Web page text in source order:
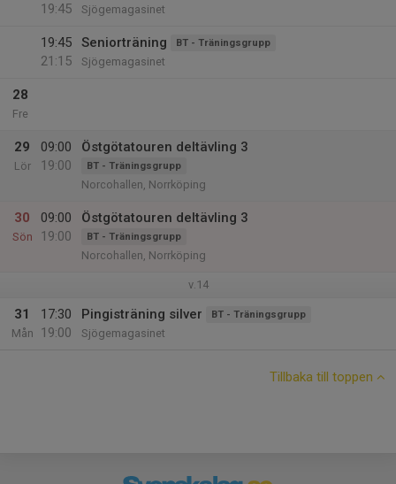
19:45
Sjögemagasinet
19:45
21:15
Seniorträning BT - Träningsgrupp
Sjögemagasinet
28
Fre
29
Lör
09:00
19:00
Östgötatouren deltävling 3
BT - Träningsgrupp
Norcohallen, Norrköping
30
Sön
09:00
19:00
Östgötatouren deltävling 3
BT - Träningsgrupp
Norcohallen, Norrköping
v.14
31
Mån
17:30
19:00
Pingisträning silver BT - Träningsgrupp
Sjögemagasinet
Tillbaka till toppen